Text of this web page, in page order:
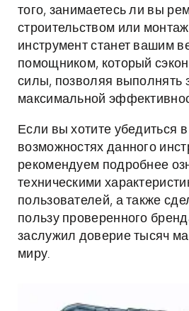
того, занимаетесь ли вы
строительством или
инструмент станет вашим
помощником, который
силы, позволяя выполнять
максимальной
Если вы хотите убедиться
возможностях данного
рекомендуем подробнее
техническими
пользователей, а также
пользу проверенного
заслужил доверие тысяч
миру.